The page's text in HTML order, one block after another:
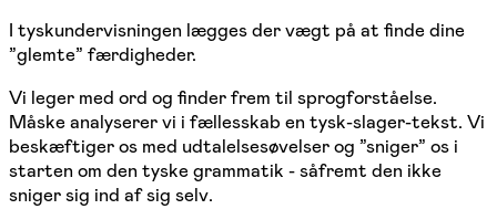
I tyskundervisningen lægges der vægt på at finde dine
”glemte” færdigheder.
Vi leger med ord og finder frem til sprogforståelse.
Måske analyserer vi i fællesskab en tysk-slager-tekst. Vi
beskæftiger os med udtalelsesøvelser og ”sniger” os i
starten om den tyske grammatik - såfremt den ikke
sniger sig ind af sig selv.